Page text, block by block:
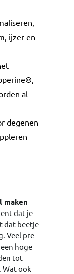
ijzer en
al
degenen
maken
dat je
dat beetje
Veel pre-
hoge
tot
Wat ook